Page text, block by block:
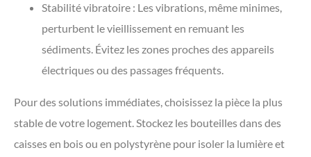
Stabilité vibratoire : Les vibrations, même minimes,
perturbent le vieillissement en remuant les
sédiments. Évitez les zones proches des appareils
électriques ou des passages fréquents.
Pour des solutions immédiates, choisissez la pièce la plus
stable de votre logement. Stockez les bouteilles dans des
caisses en bois ou en polystyrène pour isoler la lumière et